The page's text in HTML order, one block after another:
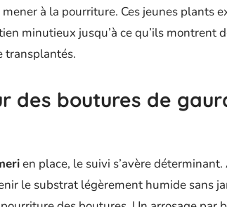
à la pourriture. Ces jeunes plants
minutieux jusqu’à ce qu’ils montrent
transplantés.
des boutures de
en place, le suivi s’avère déterminant.
le substrat légèrement humide sans